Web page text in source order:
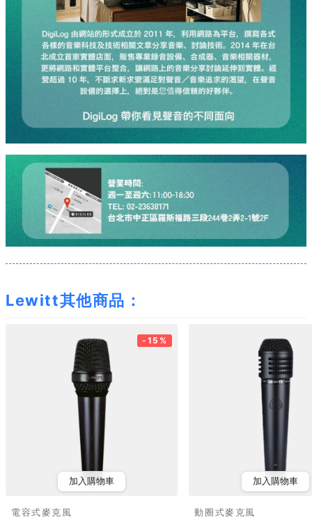
Lewitt其他商品：
-15%
加入購物車
電容式麥克風
加入購物車
動圈式麥克風